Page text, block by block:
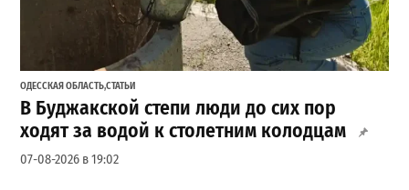
ОДЕССКАЯ ОБЛАСТЬ,СТАТЬИ
В Буджакской степи люди до сих пор
ходят за водой к столетним колодцам
07-08-2026 в 19:02